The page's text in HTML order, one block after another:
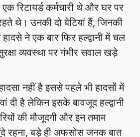
रिटायर्ड कर्मचारी थे और घर पर
थे। उनकी दो बेटियां हैं, जिनकी
ने एक बार फिर हल्द्वानी में चल
सुरक्षा व्यवस्था पर गंभीर सवाल खड़े
नहीं है इससे पहले भी हादसों में
दी है लेकिन इसके बावजूद हल्द्वानी
की मौजूदगी और इन तमाम
रहना, बड़े ही अफसोस जनक बात